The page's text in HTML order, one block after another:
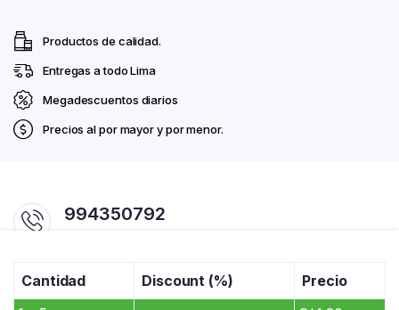
Cantidad Discount (%)
Precio
Productos de calidad.
Entregas a todo Lima
Megadescuentos diarios
Precios al por mayor y por menor.
994350792
comercialrosadito@gmail.com / ventas@rosadito.com.pe